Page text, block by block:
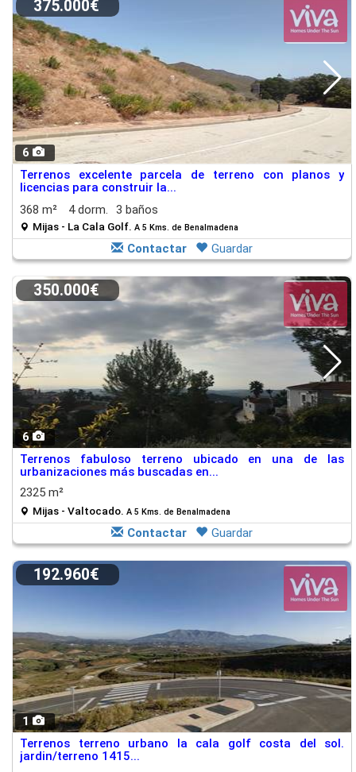
6
375.000€
Terrenos excelente parcela de terreno con planos y
licencias para construir la...
368 m²
4 dorm. 3 baños
Mijas - La Cala Golf. A 5 Kms. de Benalmadena
Contactar Guardar
6
350.000€
Terrenos fabuloso terreno ubicado en una de las
urbanizaciones más buscadas en...
2325 m²
Mijas - Valtocado. A 5 Kms. de Benalmadena
Contactar Guardar
1
192.960€
Terrenos terreno urbano la cala golf costa del sol.
jardin/terreno 1415...